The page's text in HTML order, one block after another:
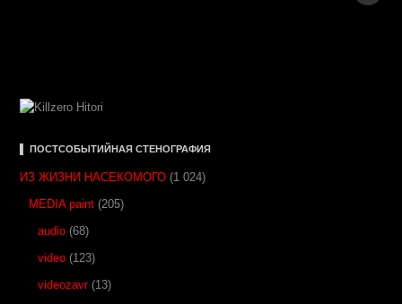
▌ ПОСТСОБЫТИЙНАЯ СТЕНОГРАФИЯ
ИЗ ЖИЗНИ НАСЕКОМОГО (1 024)
MEDIA paint (205)
audio (68)
video (123)
videozavr(13)